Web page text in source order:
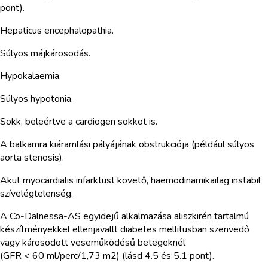
pont).
Hepaticus encephalopathia.
Súlyos májkárosodás.
Hypokalaemia.
Súlyos hypotonia.
Sokk, beleértve a cardiogen sokkot is.
A balkamra kiáramlási pályájának obstrukciója (például súlyos
aorta stenosis).
Akut myocardialis infarktust követő, haemodinamikailag instabil
szívelégtelenség.
A Co-Dalnessa-AS egyidejű alkalmazása aliszkirén tartalmú
készítményekkel ellenjavallt diabetes mellitusban szenvedő
vagy károsodott veseműködésű betegeknél
(GFR < 60 ml/perc/1,73 m2) (lásd 4.5 és 5.1 pont).